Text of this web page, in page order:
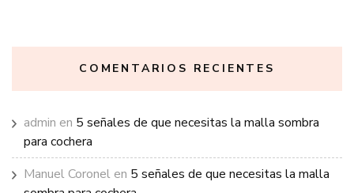
COMENTARIOS RECIENTES
admin en 5 señales de que necesitas la malla sombra
para cochera
Manuel Coronel en 5 señales de que necesitas la malla